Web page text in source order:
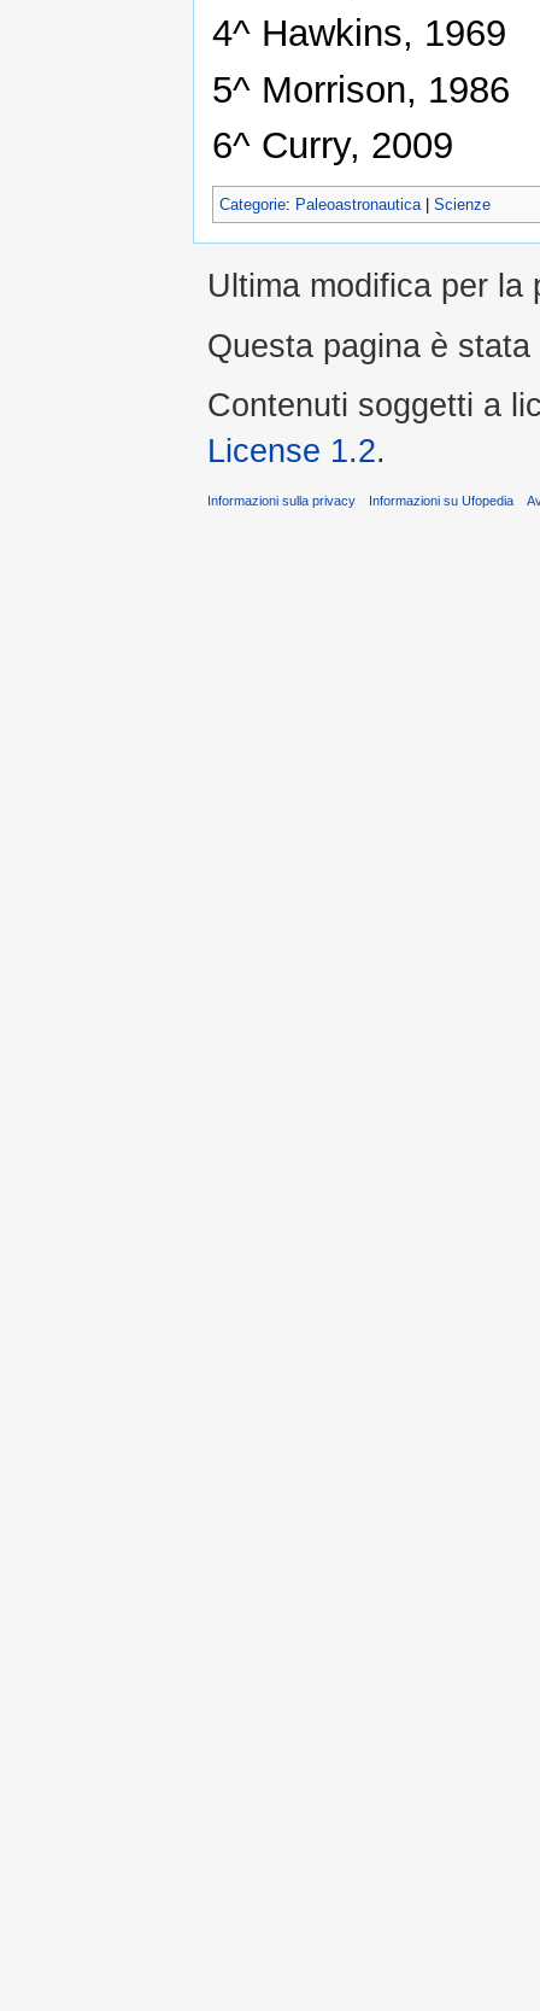
4^ Hawkins, 1969
5^ Morrison, 1986
6^ Curry, 2009
Categorie: Paleoastronautica Scienze
Ultima modifica per la
Questa pagina è
Contenuti soggetti a
License 1.2.
Informazioni sulla privacy Informazioni su Ufopedia